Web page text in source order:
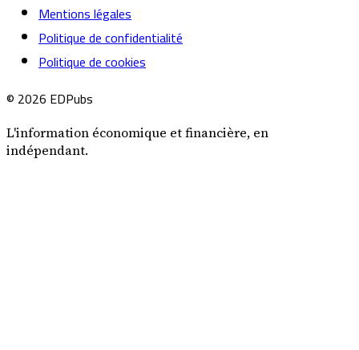
Mentions légales
Politique de confidentialité
Politique de cookies
© 2026 EDPubs
L'information économique et financière, en
indépendant.